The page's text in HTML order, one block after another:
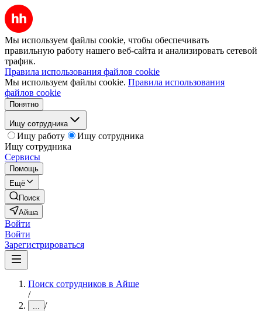
Мы используем файлы cookie, чтобы обеспечивать
правильную работу нашего веб-сайта и анализировать сетевой
трафик.
Правила использования файлов cookie
Мы используем файлы cookie. Правила использования
файлов cookie
Понятно
Ищу сотрудника
Ищу работу
Ищу сотрудника
Ищу сотрудника
Сервисы
Помощь
Ещё
Поиск
Айша
Войти
Войти
Зарегистрироваться
Поиск сотрудников в Айше
/
... /